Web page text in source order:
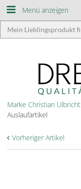
Menü anzeigen
Marke Christian Ulbricht
Auslaufartikel
‹ Vorheriger Artikel